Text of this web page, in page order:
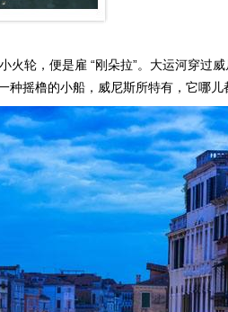
轮，便是雇 “刚朵拉”。大运河穿过
摇橹的小船，威尼斯所特有，它哪儿